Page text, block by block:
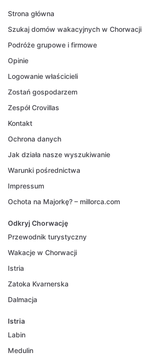
Strona główna
Szukaj domów wakacyjnych w Chorwacji
Podróże grupowe i firmowe
Opinie
Logowanie właścicieli
Zostań gospodarzem
Zespół Crovillas
Kontakt
Ochrona danych
Jak działa nasze wyszukiwanie
Warunki pośrednictwa
Impressum
Ochota na Majorkę? – millorca.com
Odkryj Chorwację
Przewodnik turystyczny
Wakacje w Chorwacji
Istria
Zatoka Kvarnerska
Dalmacja
Istria
Labin
Medulin